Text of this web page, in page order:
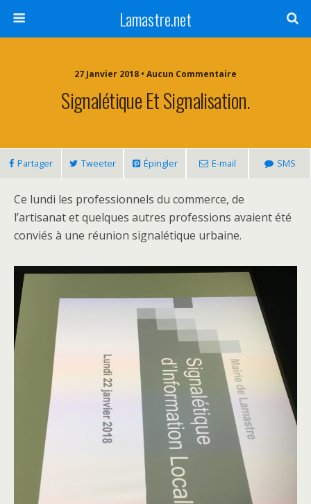
Lamastre.net
27 Janvier 2018 • Aucun Commentaire
Signalétique Et Signalisation.
Partager Tweeter Épingler E-mail SMS
Ce lundi les professionnels du commerce, de
l’artisanat et quelques autres professions avaient été
conviés à une réunion signalétique urbaine.